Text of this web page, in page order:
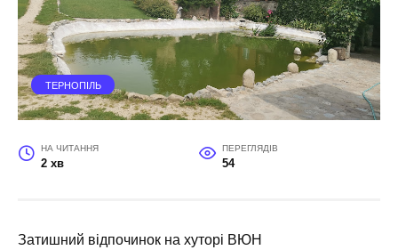
ТЕРНОПІЛЬ
НА ЧИТАННЯ
2 хв
ПЕРЕГЛЯДІВ
54
Затишний відпочинок на хуторі ВЮН